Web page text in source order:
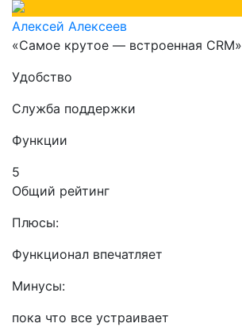
Алексей Алексеев
«Самое крутое — встроенная CRM»
Удобство
Служба поддержки
Функции
5
Общий рейтинг
Плюсы:
Функционал впечатляет
Минусы:
пока что все устраивает